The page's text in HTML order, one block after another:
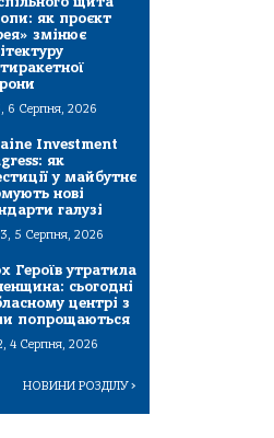
як проєкт
змінює
6 Серпня, 2026
Investment
як
у майбутнє
нові
галузі
5 Серпня, 2026
Героїв утратила
сьогодні
центрі з
попрощаються
4 Серпня, 2026
НОВИНИ РОЗДІЛУ>